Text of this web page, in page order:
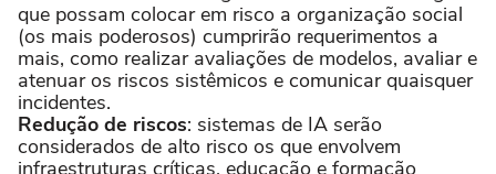
que possam colocar em risco a organização social
(os mais poderosos) cumprirão requerimentos a
mais, como realizar avaliações de modelos, avaliar e
atenuar os riscos sistêmicos e comunicar quaisquer
incidentes.
Redução de riscos: sistemas de IA serão
considerados de alto risco os que envolvem
infraestruturas críticas, educação e formação